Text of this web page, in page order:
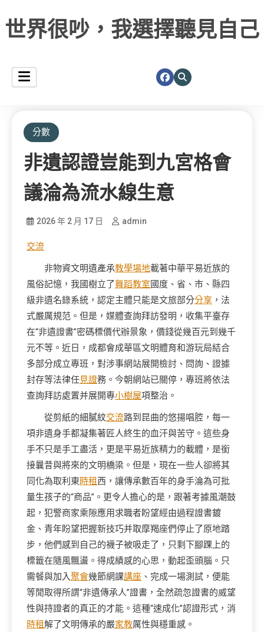
世界很吵，我選擇聽見自己
分數
非遺認證豈能到九宮格會
議淪為流水線生意
2026 年 2 月 17 日 admin
交流
非物資文明遺產承教學場地載著中華平易近族的
風俗記憶，我國樹立了舞蹈教室國度、省、市、縣四
級非遺名錄系統，認定主體只能是文旅部分分享 ，法
式嚴厲規范。但是，媒體查詢拜訪發明，收集平臺存
在“非遺證書”密碼標價代辦景象，價錢從幾百元到幾千
元不等。近日，成都會成華區文明體育和游玩局結合
多部分成立專班，對涉事網站展開檢討、問詢、證據
封存等法律任見證務。今朝網站已關停，專班將依法
查詢拜訪處置并展開專小樹屋項整治。
從剪紙的細膩紋交流路到昆曲的悠揚唱腔，每一
項非遺身手都凝集著匠人終生的血汗與苦守。這些身
手不只是手工盡活，更是平易近族精力的載體，是銜
接曩昔與將來的文明橋梁。但是，現在一些人卻將其
同化為取利東時租西，讓傳承數百年的身手淪為可批
量生孩子的“商品”。更令人擔心的是，跟著考據風潮鼓
起，犯警商家乘隙應用求職者盼望經由過程證書鍍
金、青年盼望把握新技巧并取摩羯座們停止了原地踏
步，他們感到自己的襪子被吸走了，只剩下腳踝上的
標籤在隨風飄盪。得成績感的心思，動起歪頭腦。只
需餐與加入聚會幾節網課講座 、完成一場測試，便能
等閒取得所謂“非遺傳承人”證書，全然疏忽證書的威望
性與持證者的真正的才能。這種“速成化”認證形式，消
時租解了文明傳承的嚴家教厲性與穩重感。